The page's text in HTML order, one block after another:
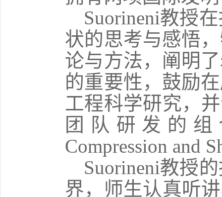
Suorineni教授
状的思考与感悟
论与方法，阐明
的重要性，鼓励
工程科学研究，
团队研发的
Compression and
Suorineni教授
界，师生认真听